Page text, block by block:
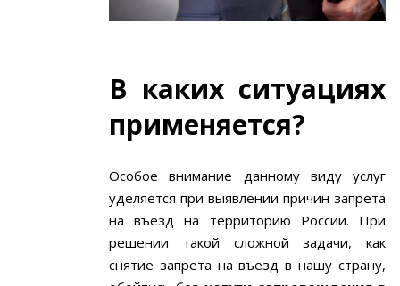
В каких ситуациях
применяется?
Особое внимание данному виду услуг
уделяется при выявлении причин запрета
на въезд на территорию России. При
решении такой сложной задачи, как
снятие запрета на въезд в нашу страну,